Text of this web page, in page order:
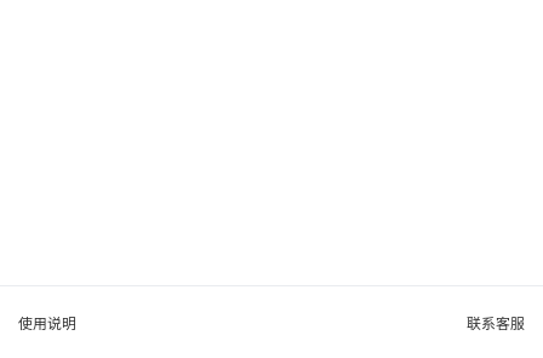
使用说明 联系客服